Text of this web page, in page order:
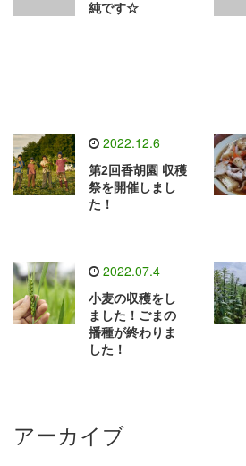
純です☆
2022.12.6
第2回香胡園 収穫
祭を開催しまし
た！
2022.07.4
小麦の収穫をし
ました！ごまの
播種が終わりま
した！
アーカイブ